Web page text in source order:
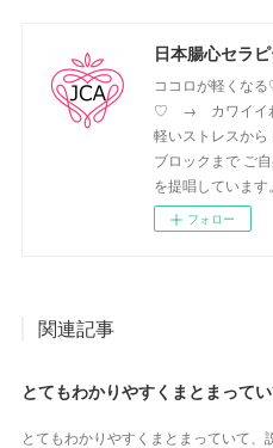
日本腸心セラ
ココロが軽くな
♡ → カワイイわ
軽いストレスか
ブロックまで ご
を提唱しています。
フォロー
関連記事
とてもわかりやすくまとまっていて